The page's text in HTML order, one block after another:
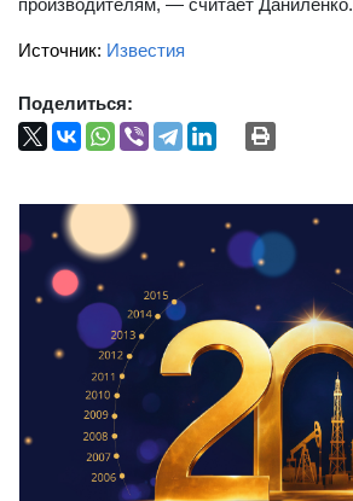
производителям, — считает Даниленко.
Источник: Известия
Поделиться: